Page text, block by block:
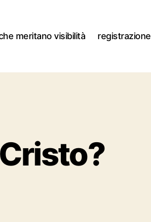
meritano visibilità registrazione